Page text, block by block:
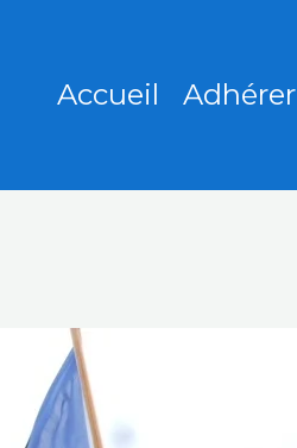
Accueil Adhérer